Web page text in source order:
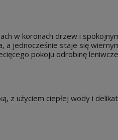
w koronach drzew i
a jednocześnie staje się
pokoju odrobinę
z użyciem ciepłej wody i